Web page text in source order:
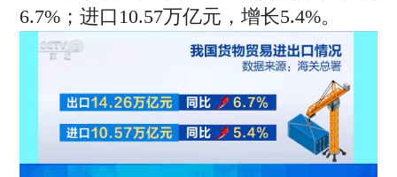
投稿须知
商务合作
版权申明
联系我们
6.7%；进口10.57万亿元，增长5.4%。